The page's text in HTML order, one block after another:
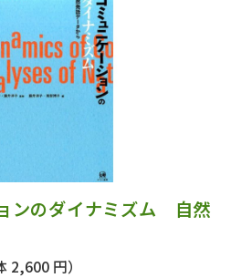
ンのダイナミズム 自然
2,600 円）